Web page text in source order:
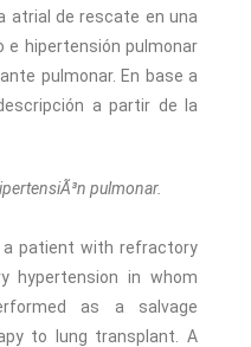
atrial de rescate en una
hipertensión pulmonar
pulmonar. En base a
a partir de la
pulmonar.
patient with refractory
hypertension in whom
as a salvage
to lung transplant. A